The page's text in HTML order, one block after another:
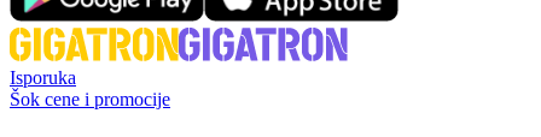
Isporuka
Šok cene i promocije